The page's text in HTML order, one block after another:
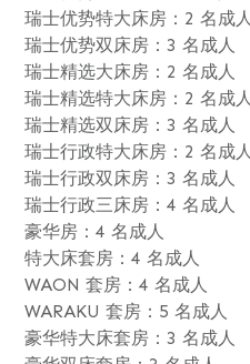
瑞士优势特大床房：2 名成人
瑞士优势双床房：3 名成人
瑞士精选大床房：2 名成人
瑞士精选特大床房：2 名成人
瑞士精选双床房：3 名成人
瑞士行政特大床房：2 名成人
瑞士行政双床房：3 名成人
瑞士行政三床房：4 名成人
豪华房：4 名成人
特大床套房：4 名成人
WAON 套房：4 名成人
WARAKU 套房：5 名成人
豪华特大床套房：3 名成人